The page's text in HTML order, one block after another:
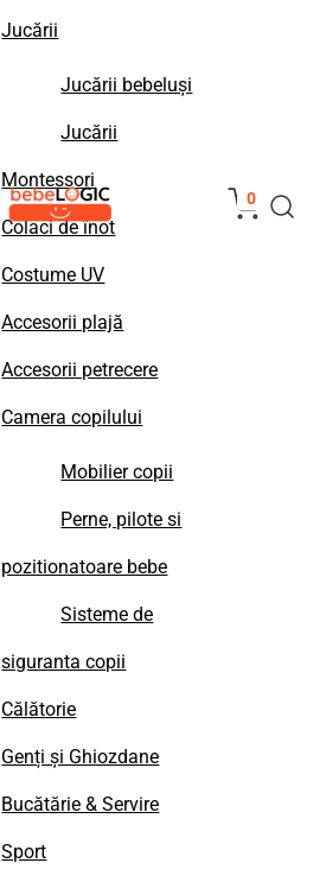
Jucării
Jucării bebeluși
Jucării
Montessori
Colaci de înot
Costume UV
Accesorii plajă
Accesorii petrecere
Camera copilului
Mobilier copii
Perne, pilote si
pozitionatoare bebe
Sisteme de
siguranta copii
Călătorie
Genți și Ghiozdane
Bucătărie & Servire
Sport
0